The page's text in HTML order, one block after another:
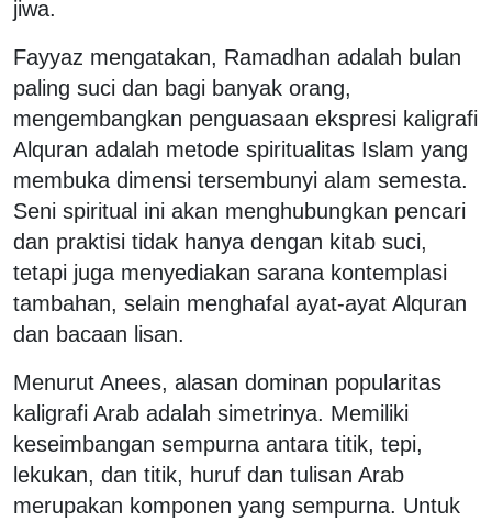
jiwa.
Fayyaz mengatakan, Ramadhan adalah bulan
paling suci dan bagi banyak orang,
mengembangkan penguasaan ekspresi kaligrafi
Alquran adalah metode spiritualitas Islam yang
membuka dimensi tersembunyi alam semesta.
Seni spiritual ini akan menghubungkan pencari
dan praktisi tidak hanya dengan kitab suci,
tetapi juga menyediakan sarana kontemplasi
tambahan, selain menghafal ayat-ayat Alquran
dan bacaan lisan.
Menurut Anees, alasan dominan popularitas
kaligrafi Arab adalah simetrinya. Memiliki
keseimbangan sempurna antara titik, tepi,
lekukan, dan titik, huruf dan tulisan Arab
merupakan komponen yang sempurna. Untuk